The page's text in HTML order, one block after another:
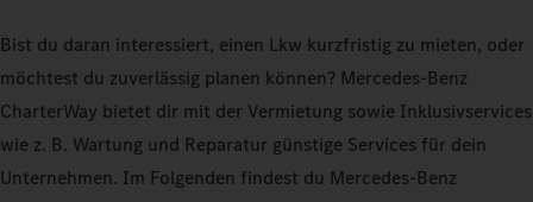
Bist du daran interessiert, einen Lkw kurzfristig zu mieten, oder
möchtest du zuverlässig planen können? Mercedes-Benz
CharterWay bietet dir mit der Vermietung sowie Inklusivservices
wie z. B. Wartung und Reparatur günstige Services für dein
Unternehmen. Im Folgenden findest du Mercedes-Benz